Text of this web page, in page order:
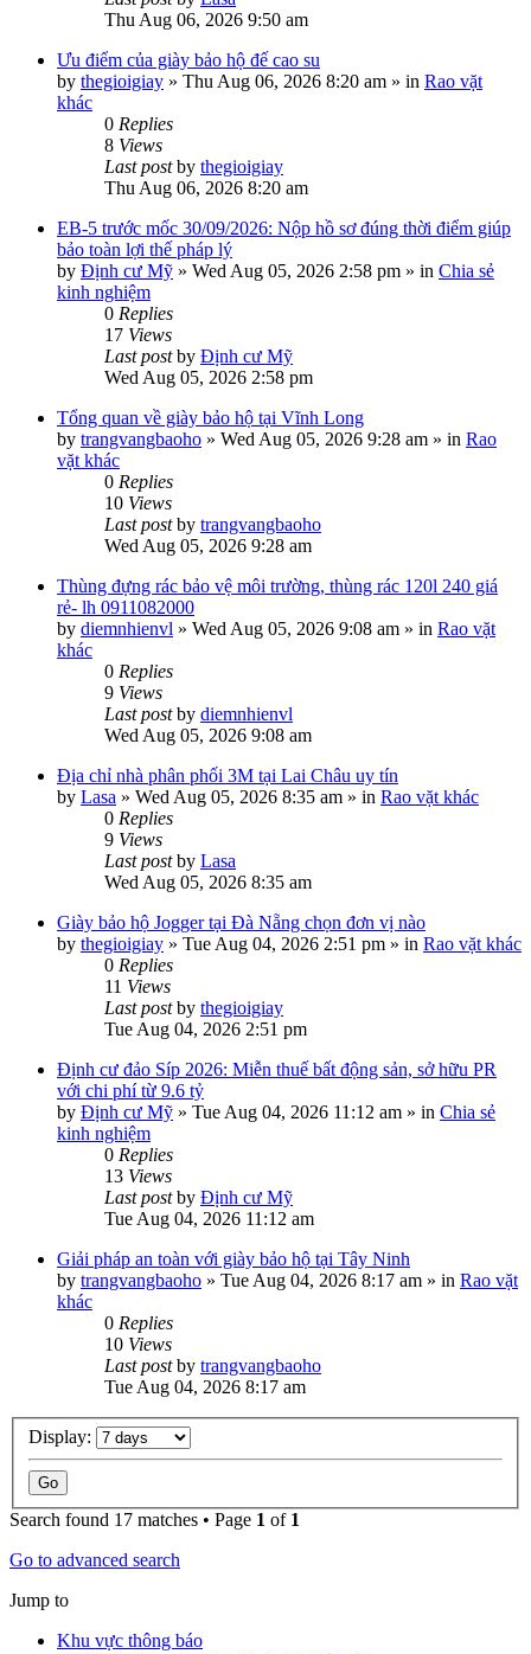
Thu Aug 06, 2026 9:50 am
Ưu điểm của giày bảo hộ đế cao su
by thegioigiay » Thu Aug 06, 2026 8:20 am » in Rao vặt
khác
0 Replies
8 Views
Last postby thegioigiay
Thu Aug 06, 2026 8:20 am
EB-5 trước mốc 30/09/2026: Nộp hồ sơ đúng thời điểm giúp
bảo toàn lợi thế pháp lý
by Định cư Mỹ » Wed Aug 05, 2026 2:58 pm » in Chia sẻ
kinh nghiệm
0 Replies
17 Views
Last postby Định cư Mỹ
Wed Aug 05, 2026 2:58 pm
Tổng quan về giày bảo hộ tại Vĩnh Long
by trangvangbaoho » Wed Aug 05, 2026 9:28 am » in Rao
vặt khác
0 Replies
10 Views
Last postby trangvangbaoho
Wed Aug 05, 2026 9:28 am
Thùng đựng rác bảo vệ môi trường, thùng rác 120l 240 giá
rẻ- lh 0911082000
by diemnhienvl » Wed Aug 05, 2026 9:08 am » in Rao vặt
khác
0 Replies
9 Views
Last postby diemnhienvl
Wed Aug 05, 2026 9:08 am
Địa chỉ nhà phân phối 3M tại Lai Châu uy tín
by Lasa » Wed Aug 05, 2026 8:35 am » in Rao vặt khác
0 Replies
9 Views
Last postby Lasa
Wed Aug 05, 2026 8:35 am
Giày bảo hộ Jogger tại Đà Nẵng chọn đơn vị nào
by thegioigiay » Tue Aug 04, 2026 2:51 pm » in Rao vặt khác
0 Replies
11 Views
Last postby thegioigiay
Tue Aug 04, 2026 2:51 pm
Định cư đảo Síp 2026: Miễn thuế bất động sản, sở hữu PR
với chi phí từ 9.6 tỷ
by Định cư Mỹ » Tue Aug 04, 2026 11:12 am » in Chia sẻ
kinh nghiệm
0 Replies
13 Views
Last postby Định cư Mỹ
Tue Aug 04, 2026 11:12 am
Giải pháp an toàn với giày bảo hộ tại Tây Ninh
by trangvangbaoho » Tue Aug 04, 2026 8:17 am » in Rao vặt
khác
0 Replies
10 Views
Last postby trangvangbaoho
Tue Aug 04, 2026 8:17 am
Display:
Search found 17 matches • Page 1 of 1
Go to advanced search
Jump to
Khu vực thông báo